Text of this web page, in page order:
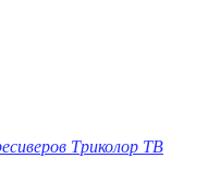
Триколор ТВ